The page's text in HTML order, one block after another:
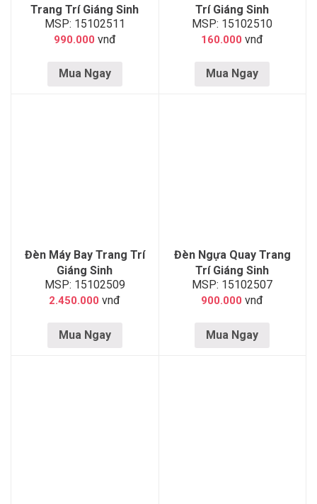
Trang Trí Giáng Sinh
MSP: 15102511
990.000 vnđ
Mua Ngay
Trí Giáng Sinh
MSP: 15102510
160.000 vnđ
Mua Ngay
Đèn Máy Bay Trang Trí
Giáng Sinh
MSP: 15102509
2.450.000 vnđ
Mua Ngay
Đèn Ngựa Quay Trang
Trí Giáng Sinh
MSP: 15102507
900.000 vnđ
Mua Ngay